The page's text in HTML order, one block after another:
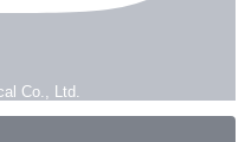
Co., Ltd.